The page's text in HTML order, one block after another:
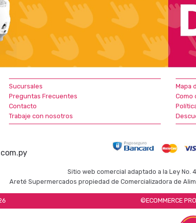
Sucursales
Preguntas Frecuentes
Contacto
Trabaje con nosotros
Mapa
Como
Sitio web comercial adaptado a la Ley No.
Areté Supermercados propiedad de Comercializadora de
©ECOMMERCE PRO